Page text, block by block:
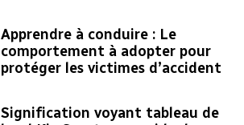
Apprendre à conduire : Le
comportement à adopter pour
protéger les victimes d’accident
Signification voyant tableau de